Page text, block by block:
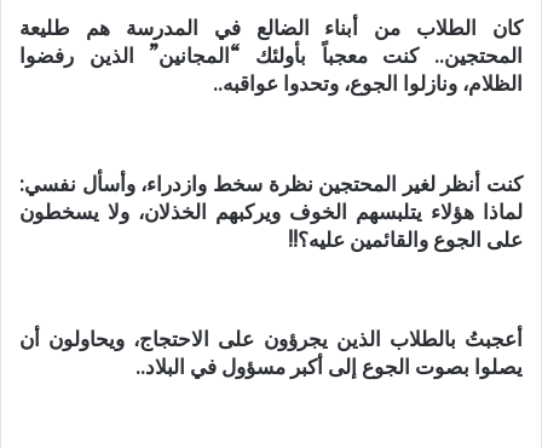
كان الطلاب من أبناء الضالع في المدرسة هم طليعة
المحتجين.. كنت معجباً بأولئك “المجانين” الذين رفضوا
الظلام، ونازلوا الجوع، وتحدوا عواقبه..
كنت أنظر لغير المحتجين نظرة سخط وازدراء، وأسأل نفسي:
لماذا هؤلاء يتلبسهم الخوف ويركبهم الخذلان، ولا يسخطون
على الجوع والقائمين عليه؟!!
أعجبتُ بالطلاب الذين يجرؤون على الاحتجاج، ويحاولون أن
يصلوا بصوت الجوع إلى أكبر مسؤول في البلاد..